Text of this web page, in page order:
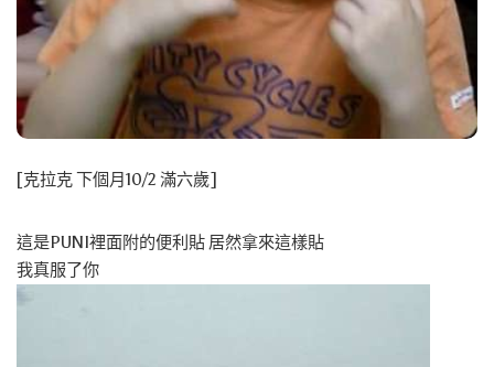
[克拉克 下個月10/2 滿六歲]
這是PUNI裡面附的便利貼 居然拿來這樣貼
我真服了你